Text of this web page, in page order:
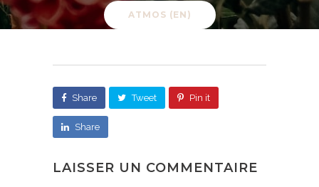
ATMOS (EN)
Share Tweet Pin it
Share
LAISSER UN COMMENTAIRE